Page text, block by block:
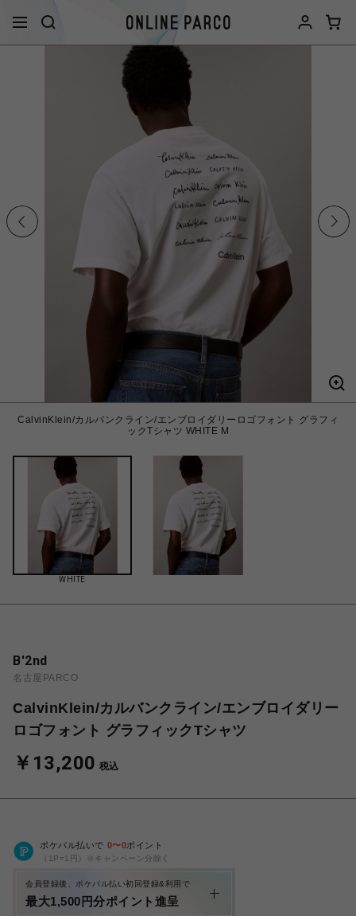
CalvinKlein/カルバンクライン/エンブロイダリーロゴフォント グラフィ
ックTシャツ WHITE M
WHITE
B'2nd
名古屋PARCO
CalvinKlein/カルバンクライン/エンブロイダリー
ロゴフォント グラフィックTシャツ
￥13,200 税込
ポケパル払いで 0〜0ポイント
（1P=1円）※キャンペーン分除く
会員登録後、ポケパル払い初回登録&利用で
最大1,500円分ポイント進呈